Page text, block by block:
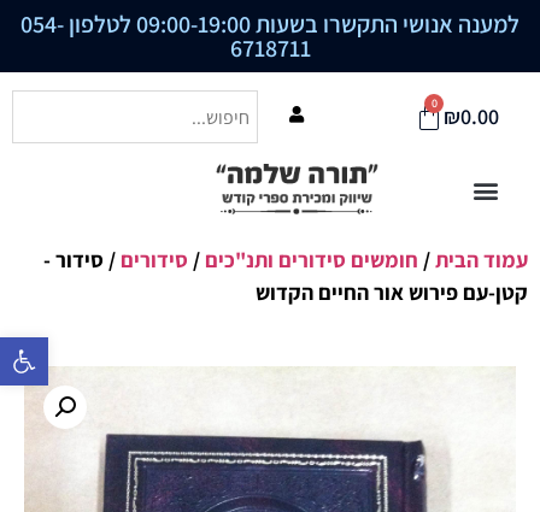
פתח סרגל
למענה אנושי התקשרו בשעות 09:00-19:00 לטלפון 054-
6718711
₪0.00
0
עמוד הבית/ חומשים סידורים ותנ"כים / סידורים / סידור -
קטן-עם פירוש אור החיים הקדוש